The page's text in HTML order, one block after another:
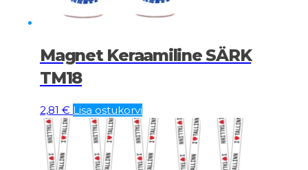
Magnet Keraamiline SÄRK
TM18
2,81 € Lisa ostukorvi